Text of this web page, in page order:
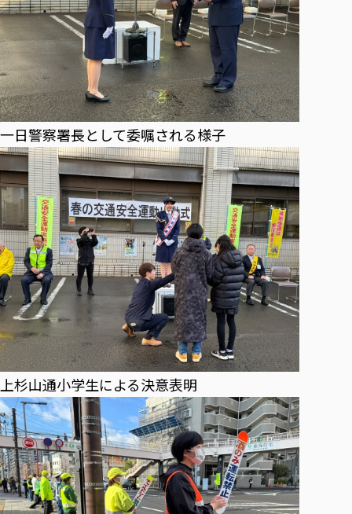
一日警察署長として委嘱される様子
上杉山通小学生による決意表明